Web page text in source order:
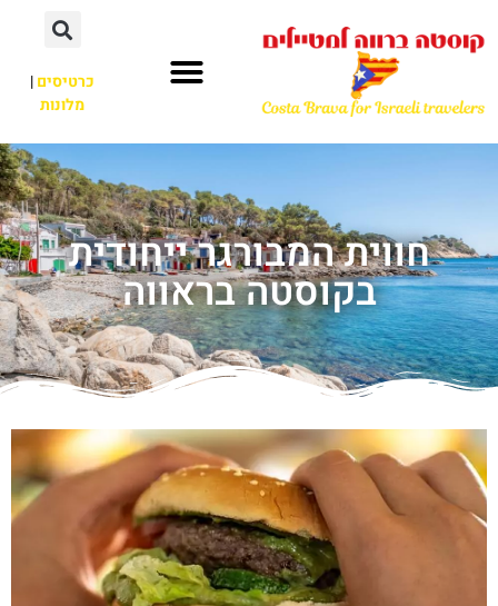
כרטיסים|
מלונות
חווית המבורגר ייחודית
בקוסטה בראווה